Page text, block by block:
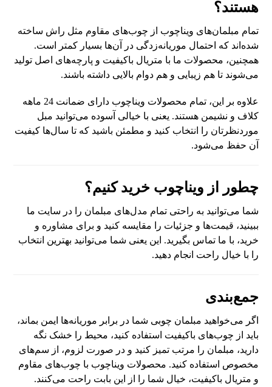
هستند؟
تمام مبلمان‌های ویناچوب از چوب‌های مقاوم مثل راش ساخته
شده‌اند که احتمال موریانه‌زدگی در آن‌ها بسیار کمتر است.
همچنین، محصولات ما با متریال باکیفیت و پارچه‌های اصل تولید
می‌شوند تا هم زیبایی و هم دوام بالایی داشته باشند.
علاوه بر این، تمام محصولات ویناچوب دارای ضمانت 24 ماهه
کلاف و نشیمن هستند. یعنی با خیالی آسوده می‌توانید مبل
موردنظرتان را انتخاب کنید و مطمئن باشید که تا سال‌ها کیفیت
آن حفظ می‌شود.
چطور از ویناچوب خرید کنیم؟
شما می‌توانید به راحتی تمام مدل‌های مبلمان را در سایت ما
ببینید، قیمت‌ها و جزئیات را مقایسه کنید و برای مشاوره و
خرید، با ما تماس بگیرید. این یعنی شما می‌توانید بهترین انتخاب
را با خیال راحت انجام دهید.
جمع‌بندی
اگر می‌خواهید مبلمان چوبی شما در برابر موریانه‌ها ایمن بماند،
باید از چوب‌های باکیفیت استفاده کنید، محیط را خشک نگه
دارید، مبلمان را مرتب تمیز کنید و در صورت لزوم، از سم‌های
مخصوص استفاده کنید. محصولات ویناچوب با چوب‌های مقاوم
و متریال باکیفیت، خیال شما را از این بابت راحت می‌کنند.